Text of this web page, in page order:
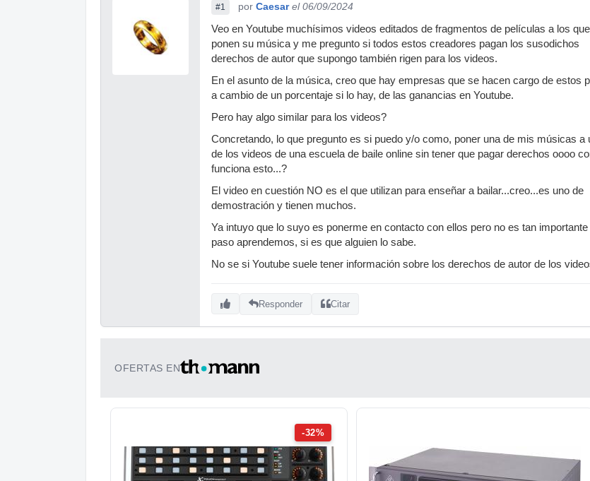
#1 por Caesar el 06/09/2024
Veo en Youtube muchísimos videos editados de fragmentos de películas a los
ponen su música y me pregunto si todos estos creadores pagan los susodichos
derechos de autor que supongo también rigen para los videos.
En el asunto de la música, creo que hay empresas que se hacen cargo de estos
a cambio de un porcentaje si lo hay, de las ganancias en Youtube.
Pero hay algo similar para los videos?
Concretando, lo que pregunto es si puedo y/o como, poner una de mis músicas a
de los videos de una escuela de baile online sin tener que pagar derechos oooo
funciona esto...?
El video en cuestión NO es el que utilizan para enseñar a bailar...creo...es uno de
demostración y tienen muchos.
Ya intuyo que lo suyo es ponerme en contacto con ellos pero no es tan
paso aprendemos, si es que alguien lo sabe.
No se si Youtube suele tener información sobre los derechos de autor de los
Responder Citar
OFERTAS EN
-32%